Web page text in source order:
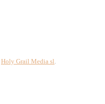
Holy Grail Media sl